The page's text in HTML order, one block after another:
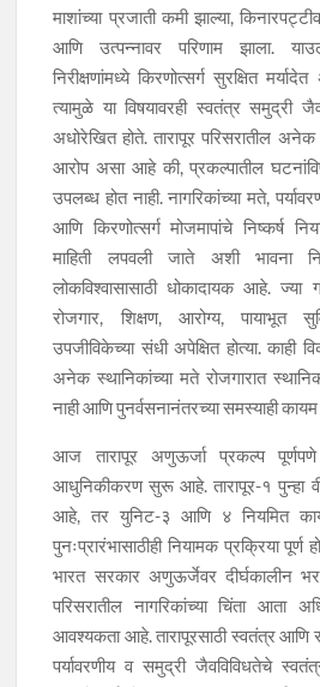
माशांच्या प्रजाती कमी झाल्या,
आणि उत्पन्नावर परिणाम झाला.
निरीक्षणांमध्ये किरणोत्सर्ग सुरक्षित
त्यामुळे या विषयावरही स्वतंत्र समुद्री
अधोरेखित होते. तारापूर परिसरातील
आरोप असा आहे की, प्रकल्पातील
उपलब्ध होत नाही. नागरिकांच्या मते,
आणि किरणोत्सर्ग मोजमापांचे निष्कर्ष
माहिती लपवली जाते अशी भावना
लोकविश्वासासाठी धोकादायक आहे. ज्या
रोजगार, शिक्षण, आरोग्य, पायाभूत
उपजीविकेच्या संधी अपेक्षित होत्या. काही
अनेक स्थानिकांच्या मते रोजगारात
नाही आणि पुनर्वसनानंतरच्या समस्याही
आज तारापूर अणुऊर्जा प्रकल्प
आधुनिकीकरण सुरू आहे. तारापूर-१ पुन्हा
आहे, तर युनिट-३ आणि ४ नियमित
पुनःप्रारंभासाठीही नियामक प्रक्रिया
भारत सरकार अणुऊर्जेवर दीर्घकालीन
परिसरातील नागरिकांच्या चिंता आता
आवश्यकता आहे. तारापूरसाठी स्वतंत्र आणि
पर्यावरणीय व समुद्री जैवविविधतेचे